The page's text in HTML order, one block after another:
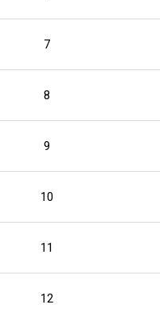
7
8
9
10
11
12